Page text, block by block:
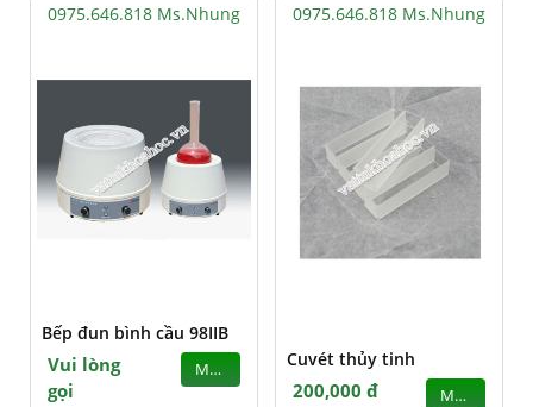
0975.646.818 Ms.Nhung
Bếp đun bình cầu 98IIB
Vui lòng
gọi
MUA
0975.646.818 Ms.Nhung
Cuvét thủy tinh
200,000 đ MUA